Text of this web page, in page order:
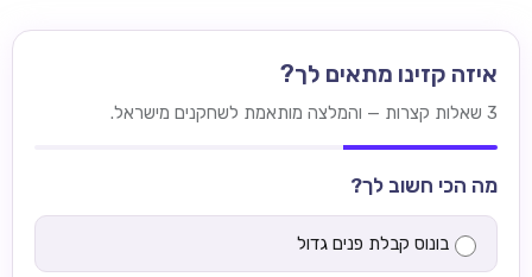
איזה קזינו מתאים לך?
3 שאלות קצרות — והמלצה מותאמת לשחקנים מישראל.
מה הכי חשוב לך?
בונוס קבלת פנים גדול